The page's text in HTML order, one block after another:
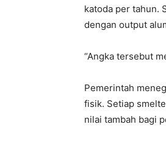
katoda per tahun.
dengan output
“Angka tersebut
Pemerintah
fisik. Setiap
nilai tambah bagi